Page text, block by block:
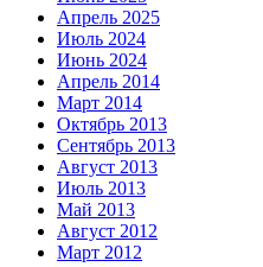
Апрель 2025
Июль 2024
Июнь 2024
Апрель 2014
Март 2014
Октябрь 2013
Сентябрь 2013
Август 2013
Июль 2013
Май 2013
Август 2012
Март 2012